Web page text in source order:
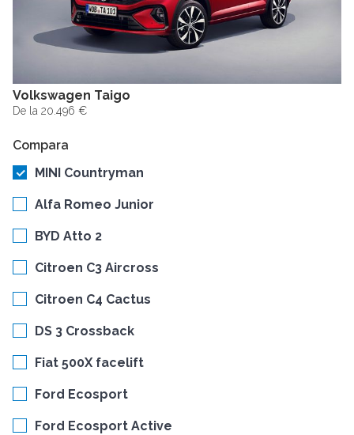
Volkswagen Taigo
De la 20.496 €
Compara
MINI Countryman
Alfa Romeo Junior
BYD Atto 2
Citroen C3 Aircross
Citroen C4 Cactus
DS 3 Crossback
Fiat 500X facelift
Ford Ecosport
Ford Ecosport Active